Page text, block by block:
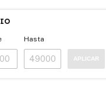
Hasta
APLICAR